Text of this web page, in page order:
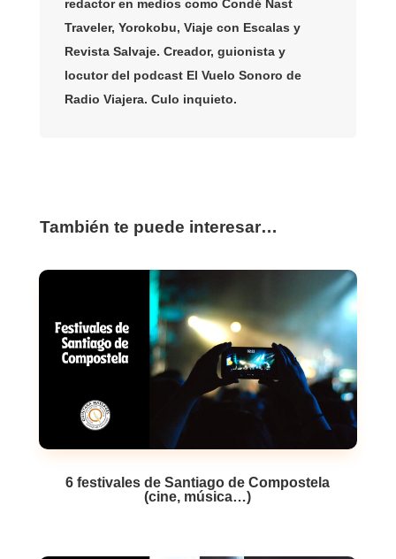
redactor en medios como Condé Nast
Traveler, Yorokobu, Viaje con Escalas y
Revista Salvaje. Creador, guionista y
locutor del podcast El Vuelo Sonoro de
Radio Viajera. Culo inquieto.
También te puede interesar…
6 festivales de Santiago de Compostela
(cine, música…)